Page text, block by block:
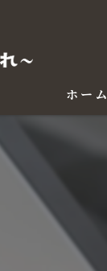
ホーム